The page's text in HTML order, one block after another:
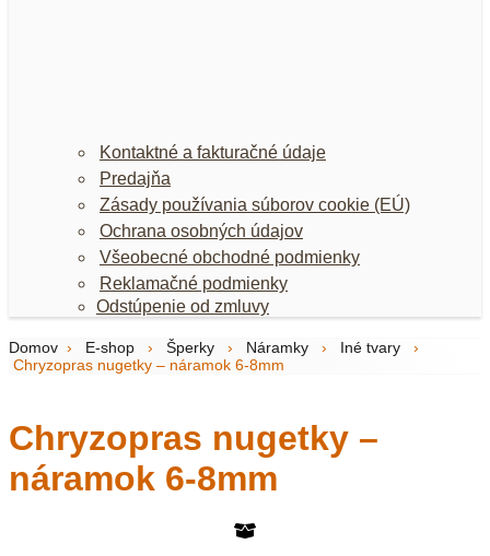
Kontaktné a fakturačné údaje
Predajňa
Zásady používania súborov cookie (EÚ)
Ochrana osobných údajov
Všeobecné obchodné podmienky
Reklamačné podmienky
Odstúpenie od zmluvy
Domov › E-shop › Šperky › Náramky › Iné tvary
›
Chryzopras nugetky – náramok 6-8mm
Chryzopras nugetky –
náramok 6-8mm